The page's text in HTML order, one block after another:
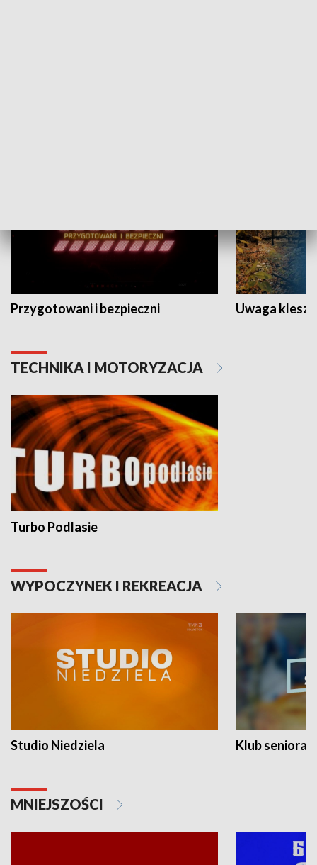
Przygotowani i bezpieczni Uwaga
TECHNIKA I MOTORYZACJA
Turbo Podlasie
WYPOCZYNEK I REKREACJA
Studio Niedziela Klub seniora
MNIEJSZOŚCI